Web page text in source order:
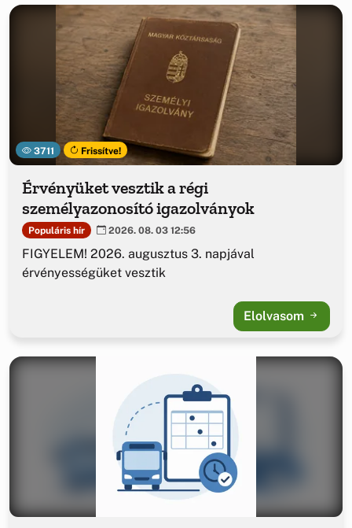
3711 Frissítve!
Érvényüket vesztik a régi
személyazonosító igazolványok
Populáris hír 2026. 08. 03 12:56
FIGYELEM! 2026. augusztus 3. napjával
érvényességüket vesztik
Elolvasom